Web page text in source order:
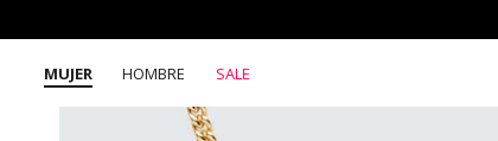
MUJER HOMBRE SALE